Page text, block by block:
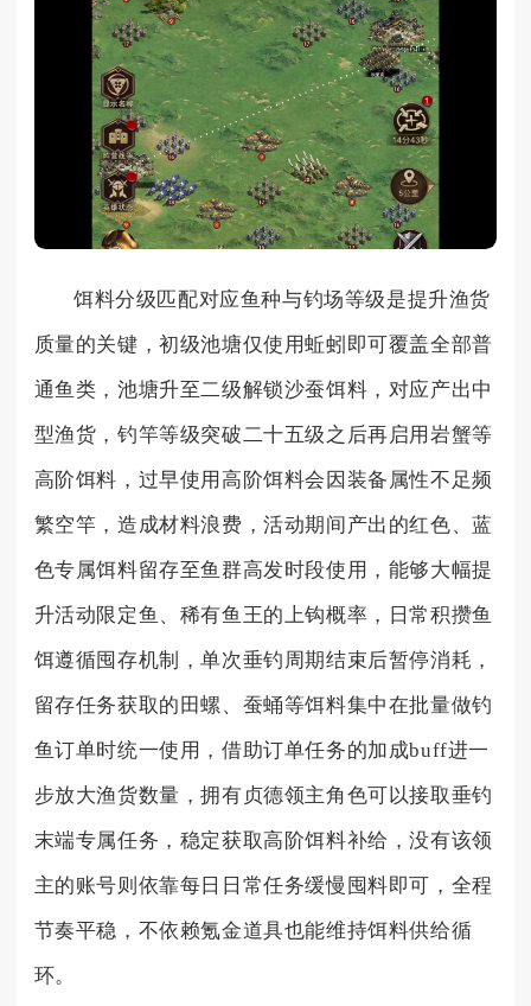
饵料分级匹配对应鱼种与钓场等级是提升渔货
质量的关键，初级池塘仅使用蚯蚓即可覆盖全部普
通鱼类，池塘升至二级解锁沙蚕饵料，对应产出中
型渔货，钓竿等级突破二十五级之后再启用岩蟹等
高阶饵料，过早使用高阶饵料会因装备属性不足频
繁空竿，造成材料浪费，活动期间产出的红色、蓝
色专属饵料留存至鱼群高发时段使用，能够大幅提
升活动限定鱼、稀有鱼王的上钩概率，日常积攒鱼
饵遵循囤存机制，单次垂钓周期结束后暂停消耗，
留存任务获取的田螺、蚕蛹等饵料集中在批量做钓
鱼订单时统一使用，借助订单任务的加成buff进一
步放大渔货数量，拥有贞德领主角色可以接取垂钓
末端专属任务，稳定获取高阶饵料补给，没有该领
主的账号则依靠每日日常任务缓慢囤料即可，全程
节奏平稳，不依赖氪金道具也能维持饵料供给循
环。